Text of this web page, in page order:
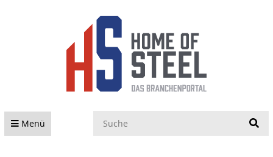
Menü